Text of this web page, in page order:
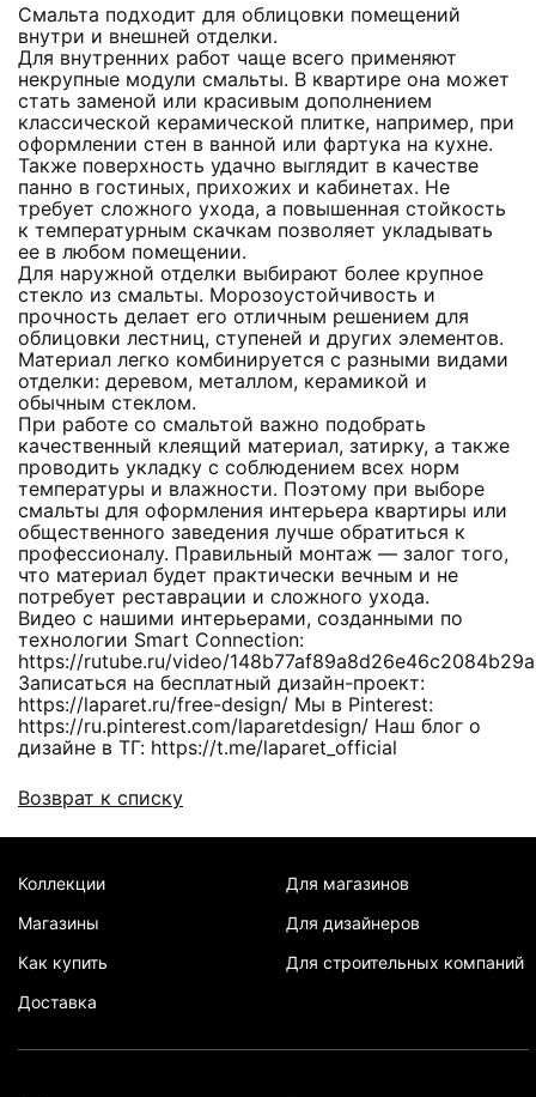
Смальта подходит для облицовки помещений
внутри и внешней отделки.
Для внутренних работ чаще всего применяют
некрупные модули смальты. В квартире она может
стать заменой или красивым дополнением
классической керамической плитке, например, при
оформлении стен в ванной или фартука на кухне.
Также поверхность удачно выглядит в качестве
панно в гостиных, прихожих и кабинетах. Не
требует сложного ухода, а повышенная стойкость
к температурным скачкам позволяет укладывать
ее в любом помещении.
Для наружной отделки выбирают более крупное
стекло из смальты. Морозоустойчивость и
прочность делает его отличным решением для
облицовки лестниц, ступеней и других элементов.
Материал легко комбинируется с разными видами
отделки: деревом, металлом, керамикой и
обычным стеклом.
При работе со смальтой важно подобрать
качественный клеящий материал, затирку, а также
проводить укладку с соблюдением всех норм
температуры и влажности. Поэтому при выборе
смальты для оформления интерьера квартиры или
общественного заведения лучше обратиться к
профессионалу. Правильный монтаж — залог того,
что материал будет практически вечным и не
потребует реставрации и сложного ухода.
Видео с нашими интерьерами, созданными по
технологии Smart Connection:
https://rutube.ru/video/
Записаться на бесплатный дизайн-проект:
https://laparet.ru/free-design/ Мы в Pinterest:
https://ru.pinterest.com/laparetdesign/ Наш блог о
дизайне в ТГ: https://t.me/laparet_official
Возврат к списку
Коллекции
Магазины
Как купить
Доставка
Для магазинов
Для дизайнеров
Для строительных компаний